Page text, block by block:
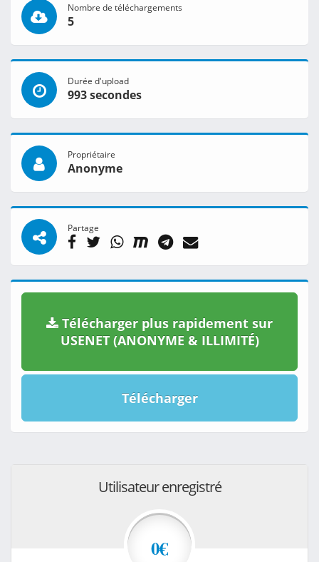
Nombre de téléchargements
5
Durée d'upload
993 secondes
Propriétaire
Anonyme
Partage
Télécharger plus rapidement sur
USENET (ANONYME & ILLIMITÉ)
Télécharger
Utilisateur enregistré
0€